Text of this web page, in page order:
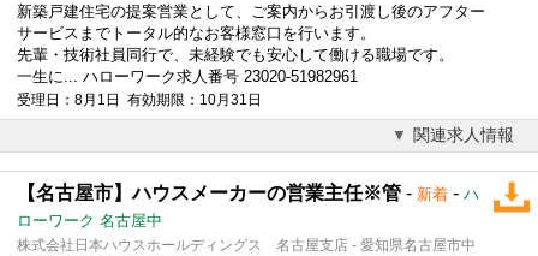
新築戸建住宅の提案営業として、ご案内からお引渡し後のアフター
サービスまでトータル的なお客様窓口を行います。
先輩・技術社員同行で、未経験でも安心して働ける職場です。
一生に... ハローワーク求人番号 23020-51982961
受理日：8月1日 有効期限：10月31日
関連求人情報
【名古屋市】ハウスメーカーの営業主任※管 - 新着 - ハ
ローワーク 名古屋中
株式会社日本ハウスホールディングス 名古屋支店 - 愛知県名古屋市中